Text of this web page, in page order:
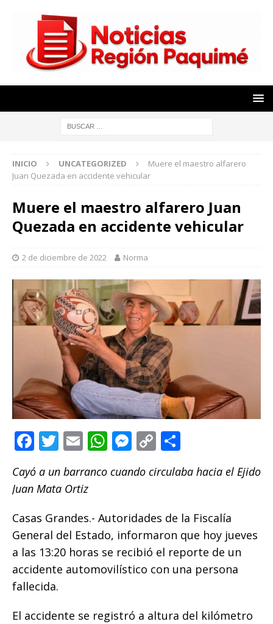
INICIO UNCATEGORIZED
Muere el maestro alfarero
Juan Quezada en accidente vehicular
Muere el maestro alfarero Juan
Quezada en accidente vehicular
2 de diciembre de 2022 Norma
F
a
c
e
b
o
o
k
T
w
it
te
r
E
ai
l
W
at
A
p
p
M
e
ss
n
g
e
r
C
p
Li
n
k
o
m
ar
ti
r
Cayó a un barranco cuando circulaba hacia el Ejido
Juan Mata Ortiz
Casas Grandes.- Autoridades de la Fiscalía
General del Estado, informaron que hoy jueves
a las 13:20 horas se recibió el reporte de un
accidente automovilístico con una persona
fallecida.
El accidente se registró a altura del kilómetro